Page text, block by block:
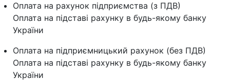
Оплата на рахунок підприємства (з ПДВ)
Оплата на підставі рахунку в будь-якому банку
України
Оплата на підприємницький рахунок (без ПДВ)
Оплата на підставі рахунку в будь-якому банку
України